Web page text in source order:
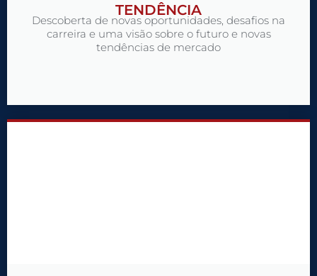
TENDÊNCIA​
Descoberta de novas oportunidades, desafios na
carreira e uma visão sobre o futuro e novas
tendências de mercado​